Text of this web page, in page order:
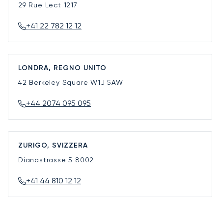
29 Rue Lect 1217
+41 22 782 12 12
LONDRA, REGNO UNITO
42 Berkeley SquareW1J 5AW
+44 2074 095 095
ZURIGO, SVIZZERA
Dianastrasse 5 8002
+41 44 810 12 12